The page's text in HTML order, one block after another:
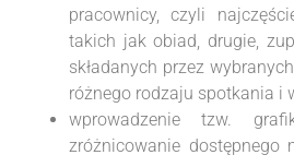
pracownicy, czyli
takich jak obiad, drugie,
składanych przez
różnego rodzaju spotkania i
wprowadzenie tzw.
zróżnicowanie dostępnego